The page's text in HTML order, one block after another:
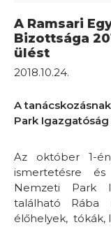
A Ramsari
Bizottsága
ülést
2018.10.24.
A
Park
Az október 1-
ismertetésre
Nemzeti Park
található Rába
élőhelyek, tókák,